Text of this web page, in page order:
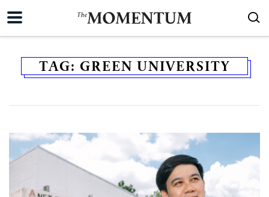
TAG: GREEN UNIVERSITY